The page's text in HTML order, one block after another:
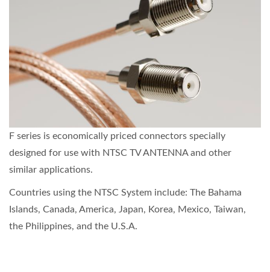
F series is economically priced connectors specially
designed for use with NTSC TV ANTENNA and other
similar applications.
Countries using the NTSC System include: The Bahama
Islands, Canada, America, Japan, Korea, Mexico, Taiwan,
the Philippines, and the U.S.A.